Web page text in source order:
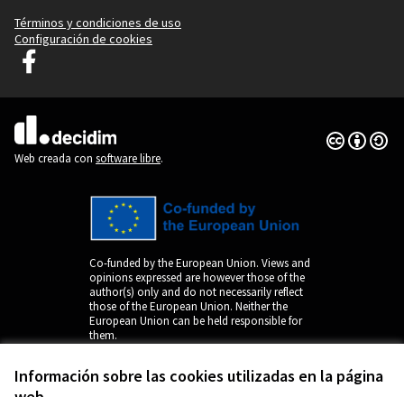
Información sobre las cookies utilizadas en la página
Términos y condiciones de uso
Configuración de cookies
Decidim Liubliana en Facebook
(Enlace externo)
Web creada con software libre.
Con
(Enlace
Co-funded by the European Union. Views and
opinions expressed are however those of the
author(s) only and do not necessarily reflect
those of the European Union. Neither the
European Union can be held responsible for
them.